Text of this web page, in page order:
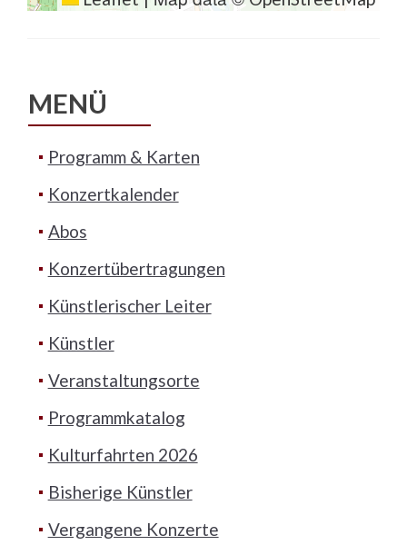
MENÜ
Programm & Karten
Konzertkalender
Abos
Konzertübertragungen
Künstlerischer Leiter
Künstler
Veranstaltungsorte
Programmkatalog
Kulturfahrten 2026
Bisherige Künstler
Vergangene Konzerte